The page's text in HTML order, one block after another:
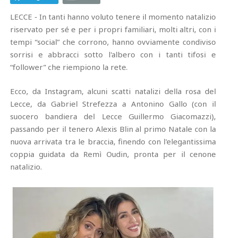
LECCE - In tanti hanno voluto tenere il momento natalizio
riservato per sé e per i propri familiari, molti altri, con i
tempi “social” che corrono, hanno ovviamente condiviso
sorrisi e abbracci sotto l'albero con i tanti tifosi e
“follower” che riempiono la rete.
Ecco, da Instagram, alcuni scatti natalizi della rosa del
Lecce, da Gabriel Strefezza a Antonino Gallo (con il
suocero bandiera del Lecce Guillermo Giacomazzi),
passando per il tenero Alexis Blin al primo Natale con la
nuova arrivata tra le braccia, finendo con l'elegantissima
coppia guidata da Remì Oudin, pronta per il cenone
natalizio.